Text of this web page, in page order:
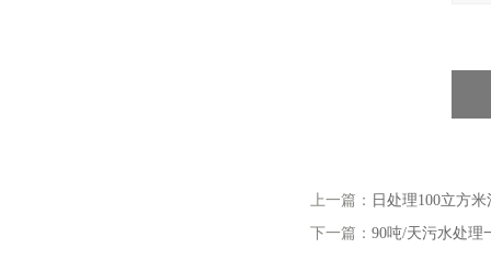
上一篇： 日处理100立方
下一篇： 90吨/天污水处理